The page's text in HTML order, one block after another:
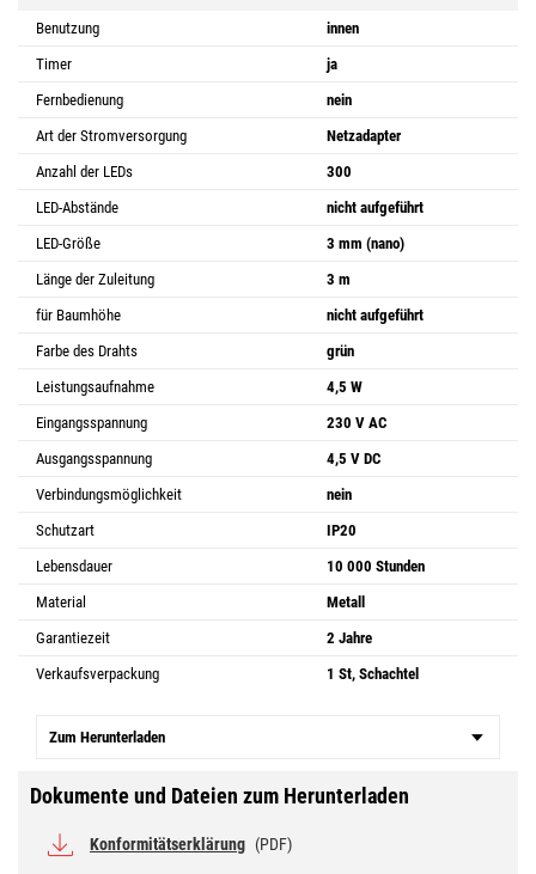
Benutzung
innen
Timer
ja
Fernbedienung
nein
Art der Stromversorgung
Netzadapter
Anzahl der LEDs
300
LED-Abstände
nicht aufgeführt
LED-Größe
3 mm (nano)
Länge der Zuleitung
3 m
für Baumhöhe
nicht aufgeführt
Farbe des Drahts
grün
Leistungsaufnahme
4,5 W
Eingangsspannung
230 V AC
Ausgangsspannung
4,5 V DC
Verbindungsmöglichkeit
nein
Schutzart
IP20
Lebensdauer
10 000 Stunden
Material
Metall
Garantiezeit
2 Jahre
Verkaufsverpackung
1 St, Schachtel
Zum Herunterladen
Dokumente und Dateien zum Herunterladen
Konformitätserklärung (PDF)